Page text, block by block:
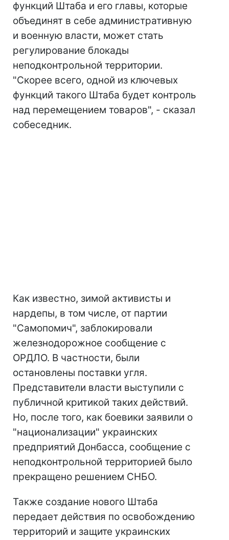
функций Штаба и его главы, которые
объединят в себе административную
и военную власти, может стать
регулирование блокады
неподконтрольной территории.
"Скорее всего, одной из ключевых
функций такого Штаба будет контроль
над перемещением товаров", - сказал
собеседник.
Как известно, зимой активисты и
нардепы, в том числе, от партии
"Самопомич", заблокировали
железнодорожное сообщение с
ОРДЛО. В частности, были
остановлены поставки угля.
Представители власти выступили с
публичной критикой таких действий.
Но, после того, как боевики заявили о
"национализации" украинских
предприятий Донбасса, сообщение с
неподконтрольной территорией было
прекращено решением СНБО.
Также создание нового Штаба
передает действия по освобождению
территорий и защите украинских